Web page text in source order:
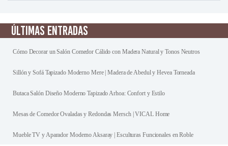
ÚLTIMAS ENTRADAS
Cómo Decorar un Salón Comedor Cálido con Madera Natural y Tonos Neutros
Sillón y Sofá Tapizado Moderno Mere | Madera de Abedul y Hevea Torneada
Butaca Salón Diseño Moderno Tapizado Arhoa: Confort y Estilo
Mesas de Comedor Ovaladas y Redondas Mersch | VICAL Home
Mueble TV y Aparador Moderno Aksaray | Esculturas Funcionales en Roble